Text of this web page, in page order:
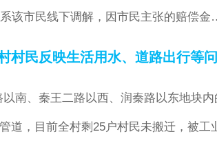
该市民线下调解，因市民主张的赔偿金
民反映生活用水、道路出行等问
南、秦王二路以西、润秦路以东地块
道，目前全村剩25户村民未搬迁，被